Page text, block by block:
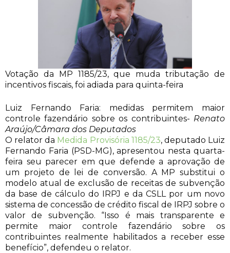
Votação da MP 1185/23, que muda tributação de
incentivos fiscais, foi adiada para quinta-feira
Luiz Fernando Faria: medidas permitem maior
controle fazendário sobre os contribuintes- Renato
Araújo/Câmara dos Deputados
O relator da Medida Provisória 1185/23, deputado Luiz
Fernando Faria (PSD-MG), apresentou nesta quarta-
feira seu parecer em que defende a aprovação de
um projeto de lei de conversão. A MP substitui o
modelo atual de exclusão de receitas de subvenção
da base de cálculo do IRPJ e da CSLL por um novo
sistema de concessão de crédito fiscal de IRPJ sobre o
valor de subvenção. “Isso é mais transparente e
permite maior controle fazendário sobre os
contribuintes realmente habilitados a receber esse
benefício”, defendeu o relator.